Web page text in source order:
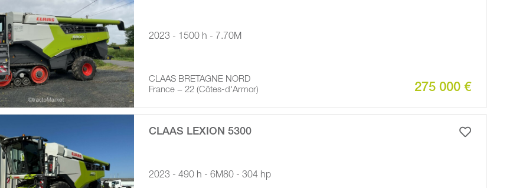
2023 - 1500 h - 7.70M
CLAAS BRETAGNE NORD
France − 22 (Côtes-d'Armor)
275 000 €
CLAAS LEXION 5300
2023 - 490 h - 6M80 - 304 hp